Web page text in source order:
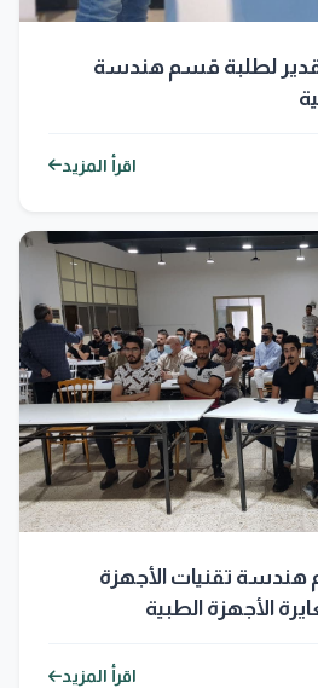
لطلبة قسم هندسة
اقرأ المزيد
تقنيات الأجهزة
الأجهزة الطبية
اقرأ المزيد